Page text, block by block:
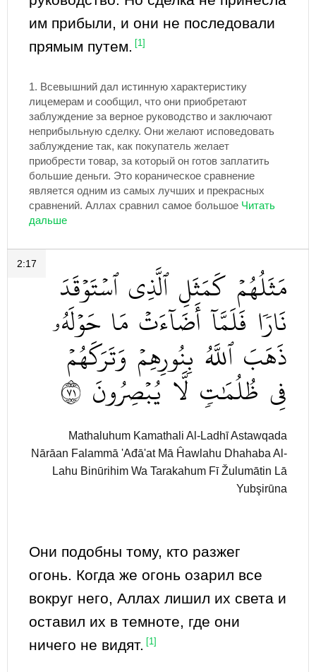
им прибыли, и они не последовали
прямым путем.
[1]
1. Всевышний дал истинную характеристику
лицемерам и сообщил, что они приобретают
заблуждение за верное руководство и заключают
неприбыльную сделку. Они желают исповедовать
заблуждение так, как покупатель желает
приобрести товар, за который он готов заплатить
большие деньги. Это кораническое сравнение
является одним из самых лучших и прекрасных
сравнений. Аллах сравнил самое большое
2:17 مَثَلُهُمۡ كَمَثَلِ ٱلَّذِي ٱسۡتَوۡقَدَ
نَارٗا فَلَمَّآ أَضَآءَتۡ مَا حَوۡلَهُۥ
ذَهَبَ ٱللَّهُ بِنُورِهِمۡ وَتَرَكَهُمۡ
فِي ظُلُمَٰتٖ لَّا يُبۡصِرُونَ ١٧
Mathaluhum Kamathali Al-Ladhī Astawqada
Nārāan Falammā 'Ađā'at Mā Ĥawlahu Dhahaba Al-
Lahu Binūrihim Wa Tarakahum Fī Žulumātin Lā
Yubşirūna
Они подобны тому, кто разжег
огонь. Когда же огонь озарил все
вокруг него, Аллах лишил их света и
оставил их в темноте, где они
ничего не видят.
[1]